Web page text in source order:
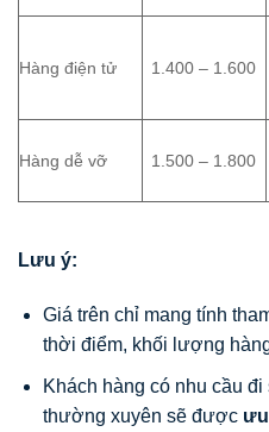
Hàng điện tử 1.400 – 1.600
Hàng dễ vỡ 1.500 – 1.800
Lưu ý:
Giá trên chỉ mang tính
thời điểm, khối lượng
Khách hàng có nhu cầu
thường xuyên sẽ được